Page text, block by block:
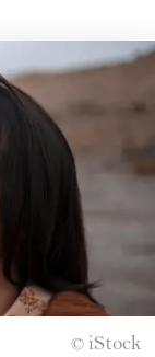
© iStock